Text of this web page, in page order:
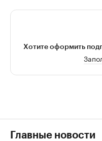
Хотите оформить
Главные новости